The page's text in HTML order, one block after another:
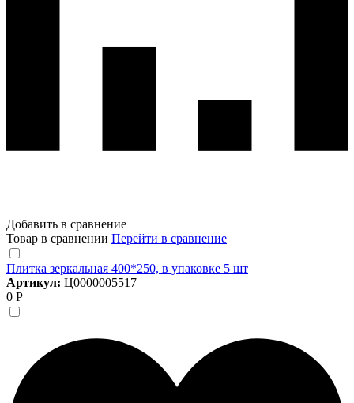
Добавить в сравнение
Товар в сравнении Перейти в сравнение
Плитка зеркальная 400*250, в упаковке 5 шт
Артикул: Ц0000005517
0 Р